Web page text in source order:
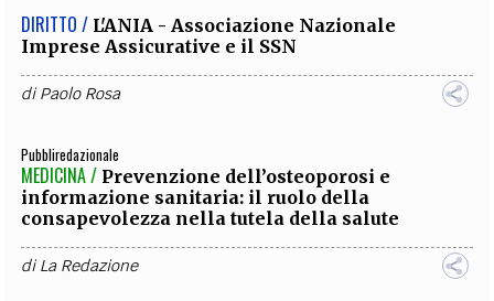
DIRITTO / L'ANIA - Associazione Nazionale
Imprese Assicurative e il SSN
diPaolo Rosa
Pubbliredazionale
MEDICINA / Prevenzione dell’osteoporosi e
informazione sanitaria: il ruolo della
consapevolezza nella tutela della salute
diLa Redazione